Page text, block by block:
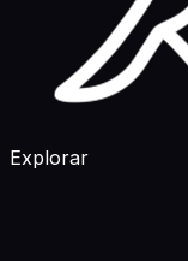
Explorar